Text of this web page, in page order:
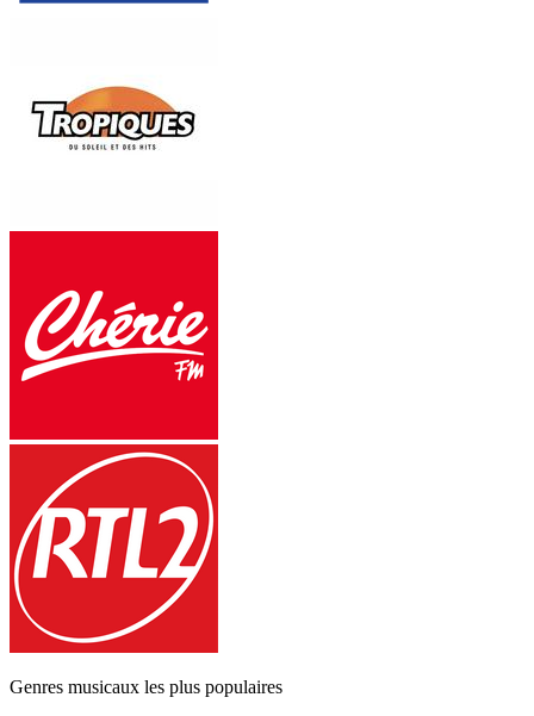
Genres musicaux les plus populaires